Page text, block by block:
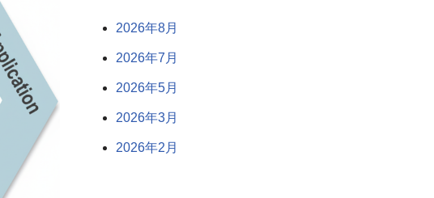
2026年8月
2026年7月
2026年5月
2026年3月
2026年2月